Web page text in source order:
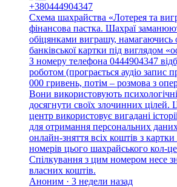
+380444904347
Схема шахрайства «Лотерея та
фінансова пастка. Шахраї
обіцянками виграшу, намагаючись
банківської картки під виглядом
З номеру телефона 0444904347
роботом (програється аудіо запис
000 гривень, потім – розмова з
Вони використовують
досягнути своїх злочинних
центр використовує вигадані
для отримання персональних
онлайн-зняття всіх коштів з
номерів цього шахрайського кол-
Спілкування з цим номером несе
власних коштів.
Аноним · 3 недели назад